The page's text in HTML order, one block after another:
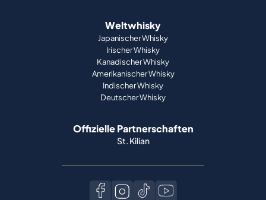
Weltwhisky
Japanischer Whisky
Irischer Whisky
Kanadischer Whisky
Amerikanischer Whisky
Indischer Whisky
Deutscher Whisky
Offizielle Partnerschaften
St. Kilian